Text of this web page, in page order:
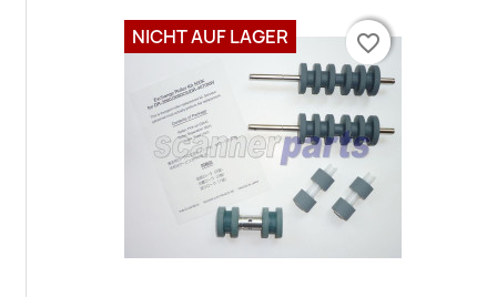
favorite_border
NICHT AUF LAGER favorite_border